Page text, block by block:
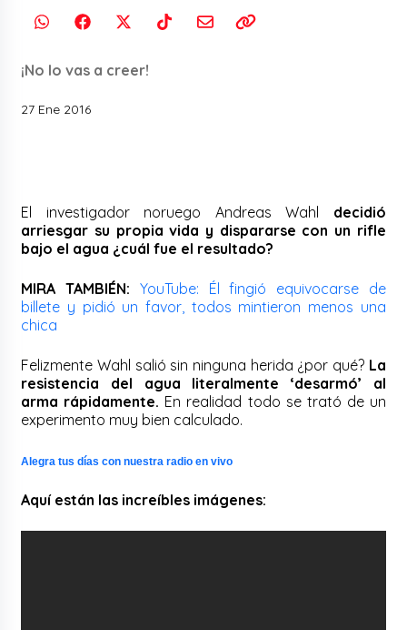
¡No lo vas a creer!
27 Ene 2016
El investigador noruego Andreas Wahl decidió
arriesgar su propia vida y dispararse con un rifle
bajo el agua ¿cuál fue el resultado?
MIRA TAMBIÉN: YouTube: Él fingió equivocarse de
billete y pidió un favor, todos mintieron menos una
chica
Felizmente Wahl salió sin ninguna herida ¿por qué? La
resistencia del agua literalmente ‘desarmó’ al
arma rápidamente. En realidad todo se trató de un
experimento muy bien calculado.
Alegra tus días con nuestra radio en vivo
Aquí están las increíbles imágenes: